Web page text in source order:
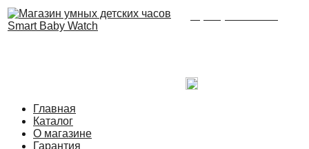
Главная
Каталог
О магазине
Гарантия